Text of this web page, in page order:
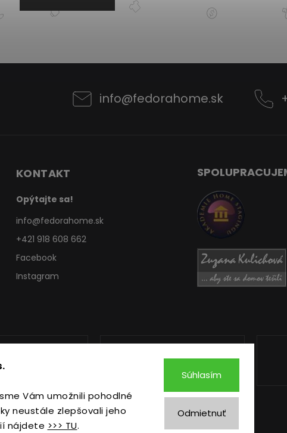
Vám umožnili pohodlné
neustále zlepšovali jeho
nájdete >>> TU.
Odmietnuť
Súhlasím
info@fedorahome.sk
KONTAKT
Opýtajte sa!
info@fedorahome.sk
+421 918 608 662
Facebook
Instagram